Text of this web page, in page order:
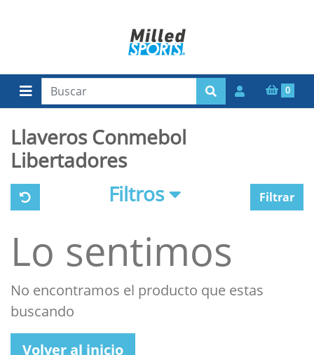
0
Llaveros Conmebol
Libertadores
Filtros
Filtrar
Lo sentimos
No encontramos el producto que estas
buscando
Volver al inicio